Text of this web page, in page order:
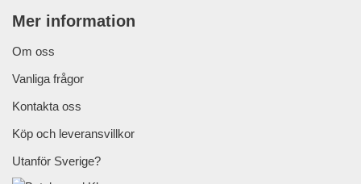
Mer information
Om oss
Vanliga frågor
Kontakta oss
Köp och leveransvillkor
Utanför Sverige?